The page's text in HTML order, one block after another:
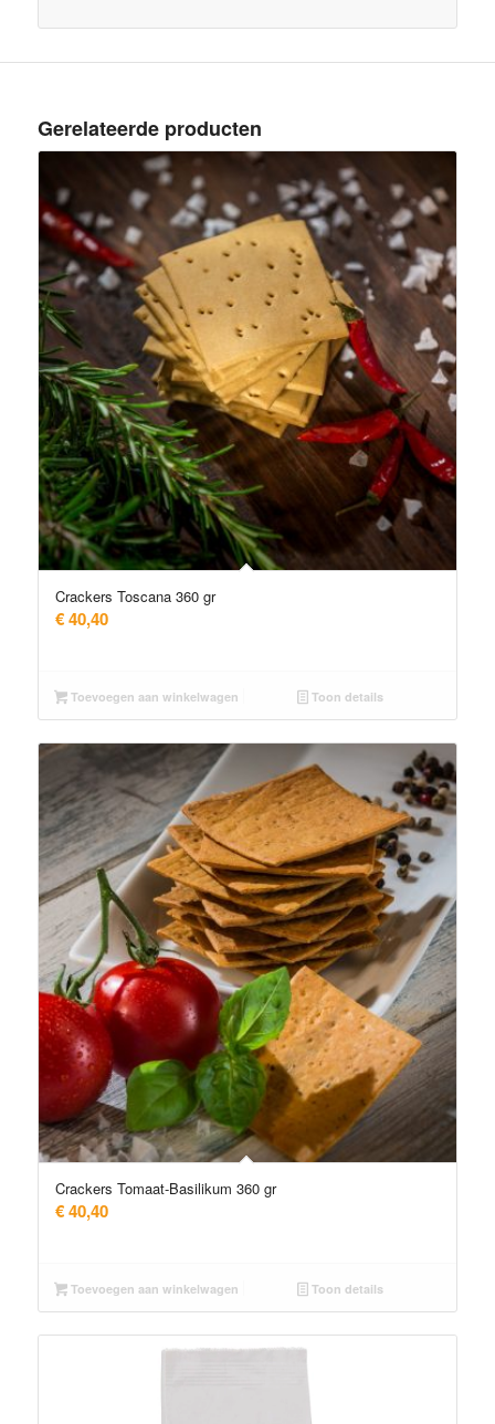
Gerelateerde producten
Crackers Toscana 360 gr
€40,40
Toevoegen aan winkelwagen Toon details
Crackers Tomaat-Basilikum 360 gr
€40,40
Toevoegen aan winkelwagen Toon details